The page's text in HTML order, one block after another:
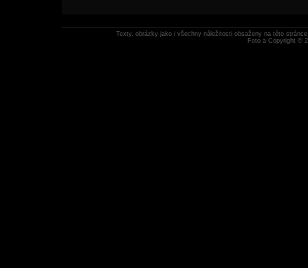
Texty, obrázky jako i všechny náležitosti obsaženy na této
Foto a Copyright ©